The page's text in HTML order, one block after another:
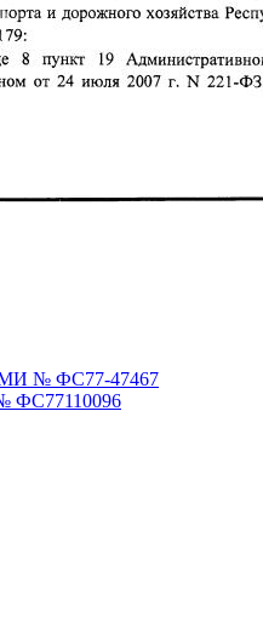
№ ФС77-47467
ФС77110096